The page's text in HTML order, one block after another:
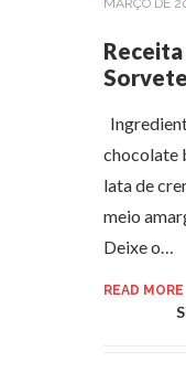
chocolate
lata de
meio
Deixe o…
READ MORE